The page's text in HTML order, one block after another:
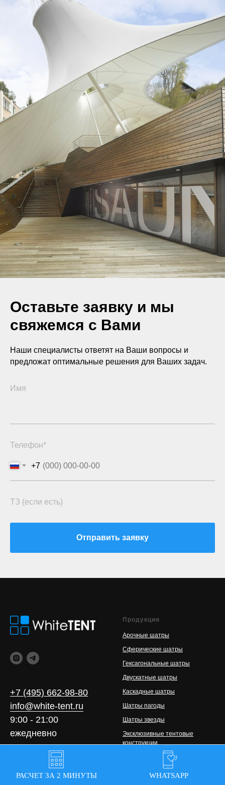
РАСЧЕТ ЗА 2 МИНУТЫ WHATSAPP
Оставьте заявку и мы
свяжемся с Вами
Наши специалисты ответят на Ваши вопросы и
предложат оптимальные решения для Ваших задач.
Имя
Телефон*
+7
ТЗ (если есть)
Отправить заявку
+7 (495) 662-98-80
info@white-tent.ru
9:00 - 21:00
ежедневно
© 2014-2025 ООО
"СТРОИТЕЛЬНО-
Продукция
Арочные шатры
Сферические шатры
Гексагональные шатры
Двускатные шатры
Каскадные шатры
Шатры пагоды
Шатры звезды
Эксклюзивные тентовые
конструкции
Модульные конструкции
Шатры для ярмарок